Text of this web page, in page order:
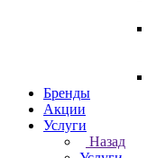
Бренды
Акции
Услуги
Назад